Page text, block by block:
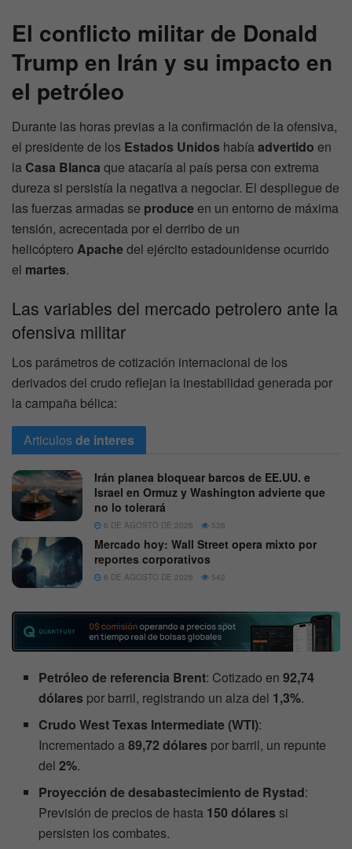
El conflicto militar de Donald
Trump en Irán y su impacto en
el petróleo
Durante las horas previas a la confirmación de la ofensiva,
el presidente de los Estados Unidos habíaadvertido en
la Casa Blanca que atacaría al país persa con extrema
dureza si persistía la negativa a negociar. El despliegue de
las fuerzas armadas se produceen un entorno de máxima
tensión, acrecentada por el derribo de un
helicóptero Apachedel ejército estadounidense ocurrido
el martes.
Las variables del mercado petrolero ante la
ofensiva militar
Los parámetros de cotización internacional de los
derivados del crudo reflejan la inestabilidad generada por
la campaña bélica:
Articulosde interes
Irán planea bloquear barcos de EE.UU. e
Israel en Ormuz y Washington advierte que
no lo tolerará
6 DE AGOSTO DE 2026 536
Mercado hoy: Wall Street opera mixto por
reportes corporativos
6 DE AGOSTO DE 2026 542
Petróleo de referencia Brent: Cotizado en92,74
dólares por barril, registrando un alza del 1,3%.
Crudo West Texas Intermediate (WTI):
Incrementado a89,72 dólares por barril, un repunte
del2%.
Proyección de desabastecimiento de Rystad:
Previsión de precios de hasta 150 dólares si
persisten los combates.